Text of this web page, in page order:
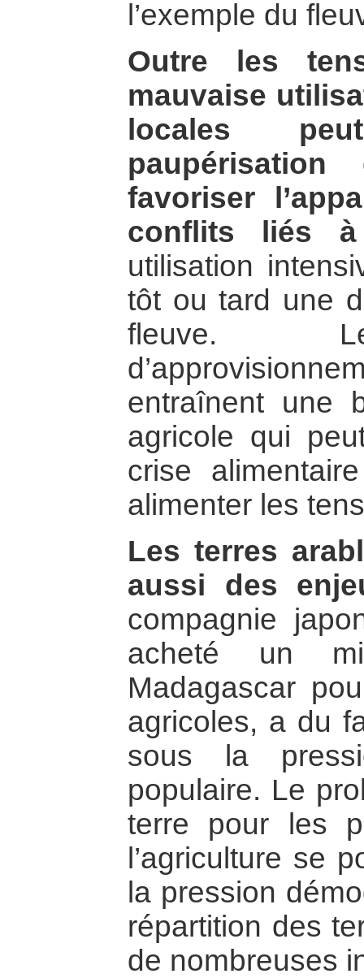
l’exemple du
Outre les
mauvaise
locales
favoriser
conflits liés
utilisation
tôt ou tard une
fleuve.
entraînent une
agricole qui
crise
alimenter les
Les terres
aussi des
compagnie
acheté un
Madagascar
agricoles, a du
sous la
populaire. Le
terre pour les
l’agriculture se
la pression
répartition des
de nombreuses